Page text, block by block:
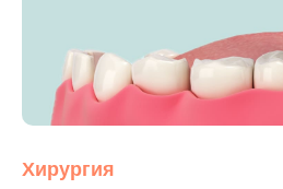
Хирургия